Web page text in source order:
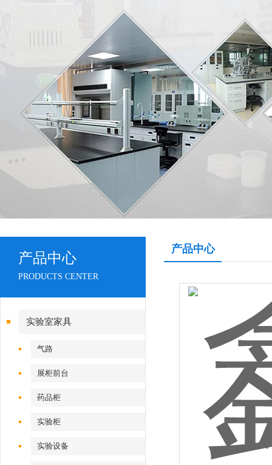
产品中心
PRODUCTS CENTER
实验室家具
气路
展柜前台
药品柜
实验柜
实验设备
产品中心